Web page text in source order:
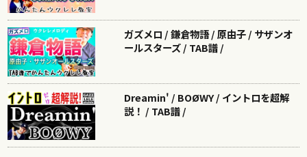
ガズメロ / 鎌倉物語 / 原由子 / サザンオ
ールスターズ / TAB譜 /
Dreamin' / BOØWY / イントロを超解
説！ / TAB譜 /